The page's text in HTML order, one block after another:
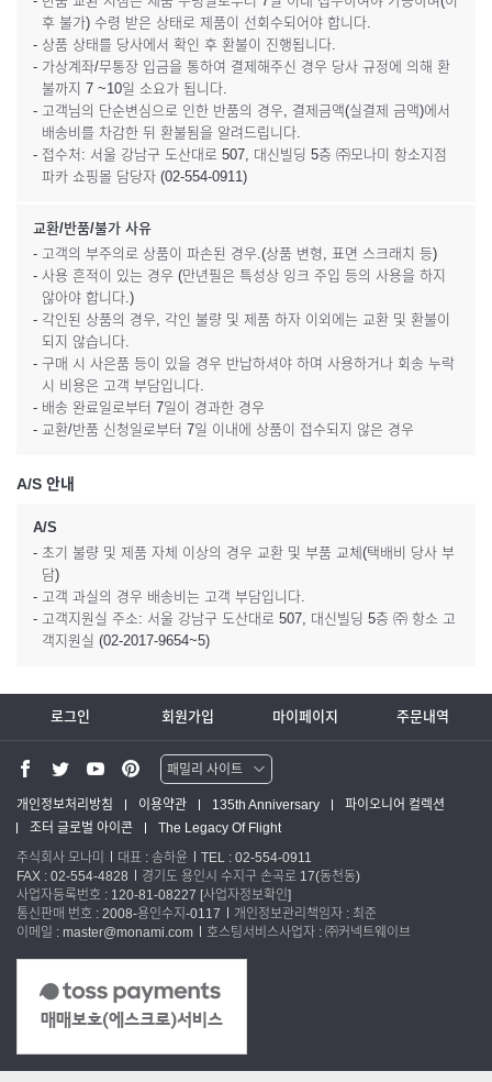
후 불가) 수령 받은 상태로 제품이 선회수되어야 합니다.
- 상품 상태를 당사에서 확인 후 환불이 진행됩니다.
- 가상계좌/무통장 입금을 통하여 결제해주신 경우 당사 규정에 의해 환
불까지 7 ~10일 소요가 됩니다.
- 고객님의 단순변심으로 인한 반품의 경우, 결제금액(실결제 금액)에서
배송비를 차감한 뒤 환불됨을 알려드립니다.
- 접수처: 서울 강남구 도산대로 507, 대신빌딩 5층 ㈜모나미 항소지점
파카 쇼핑몰 담당자 (02-554-0911)
교환/반품/불가 사유
- 고객의 부주의로 상품이 파손된 경우.(상품 변형, 표면 스크래치 등)
- 사용 흔적이 있는 경우 (만년필은 특성상 잉크 주입 등의 사용을 하지
않아야 합니다.)
- 각인된 상품의 경우, 각인 불량 및 제품 하자 이외에는 교환 및 환불이
되지 않습니다.
- 구매 시 사은품 등이 있을 경우 반납하셔야 하며 사용하거나 회송 누락
시 비용은 고객 부담입니다.
- 배송 완료일로부터 7일이 경과한 경우
- 교환/반품 신청일로부터 7일 이내에 상품이 접수되지 않은 경우
A/S 안내
A/S
- 초기 불량 및 제품 자체 이상의 경우 교환 및 부품 교체(택배비 당사 부
담)
- 고객 과실의 경우 배송비는 고객 부담입니다.
- 고객지원실 주소: 서울 강남구 도산대로 507, 대신빌딩 5층 ㈜ 항소 고
객지원실 (02-2017-9654~5)
로그인 회원가입 마이페이지 주문내역
패밀리 사이트
워터맨 쇼핑몰
파카 글로벌
개인정보처리방침 이용약관 135th Anniversary
파이오니어 컬렉션
조터 글로벌 아이콘
The Legacy Of Flight
주식회사 모나미
대표 : 송하윤
TEL : 02-554-0911
FAX : 02-554-4828
경기도 용인시 수지구 손곡로 17(동천동)
사업자등록번호 : 120-81-08227 [사업자정보확인]
통신판매 번호 : 2008-용인수지-0117
개인정보관리책임자 : 최준
이메일 : master@monami.com
호스팅서비스사업자 : ㈜커넥트웨이브